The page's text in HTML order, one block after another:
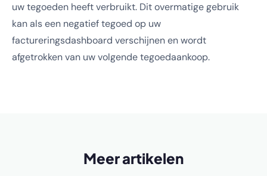
uw tegoeden heeft verbruikt. Dit overmatige gebruik
kan als een negatief tegoed op uw
factureringsdashboard verschijnen en wordt
afgetrokken van uw volgende tegoedaankoop.
Meer artikelen